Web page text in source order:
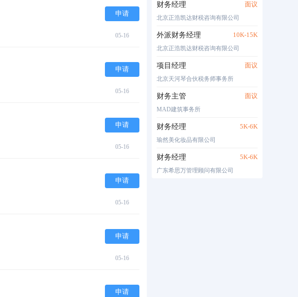
申请
05-16
申请
05-16
申请
05-16
申请
05-16
申请
05-16
申请
财务经理 面议
北京正浩凯达财税咨询有限公司
外派财务经理 10K-15K
北京正浩凯达财税咨询有限公司
项目经理 面议
北京天河琴合伙税务师事务所
财务主管 面议
MAD建筑事务所
财务经理 5K-6K
瑜然美化妆品有限公司
财务经理 5K-6K
广东希思万管理顾问有限公司